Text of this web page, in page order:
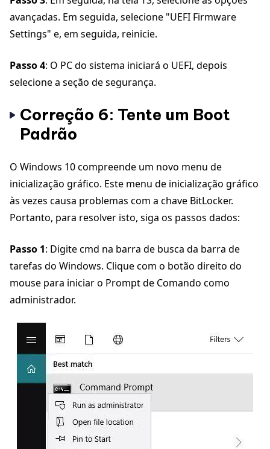
avançadas. Em seguida, selecione "UEFI Firmware
Settings" e, em seguida, reinicie.
Passo 4: O PC do sistema iniciará o UEFI, depois
selecione a seção de segurança.
Correção 6: Tente um Boot
Padrão
O Windows 10 compreende um novo menu de
inicialização gráfico. Este menu de inicialização gráfico
às vezes causa problemas com a chave BitLocker.
Portanto, para resolver isto, siga os passos dados:
Passo 1: Digite cmd na barra de busca da barra de
tarefas do Windows. Clique com o botão direito do
mouse para iniciar o Prompt de Comando como
administrador.